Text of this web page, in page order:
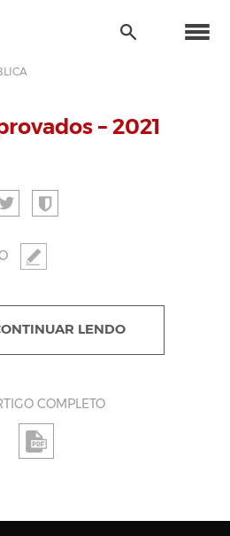
– 2021
LENDO
COMPLETO